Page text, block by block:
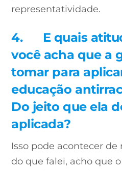
representatividade.
4.
E quais
você acha que a
tomar para
educação
Do jeito que ela
aplicada?
Isso pode acontecer
do que falei, acho que o